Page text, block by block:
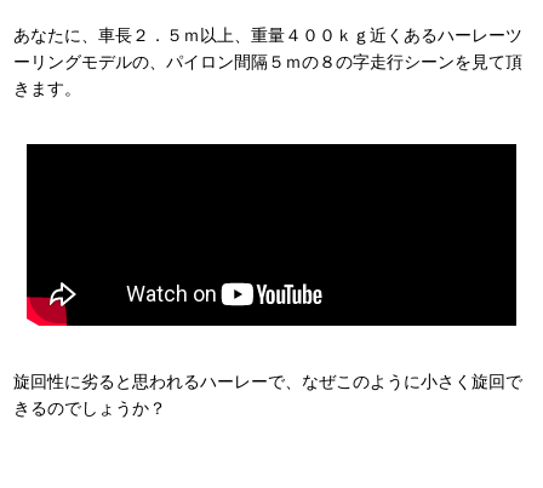
あなたに、車長２．５ｍ以上、重量４００ｋｇ近くあるハーレーツ
ーリングモデルの、パイロン間隔５ｍの８の字走行シーンを見て頂
きます。
旋回性に劣ると思われるハーレーで、なぜこのように小さく旋回で
きるのでしょうか？